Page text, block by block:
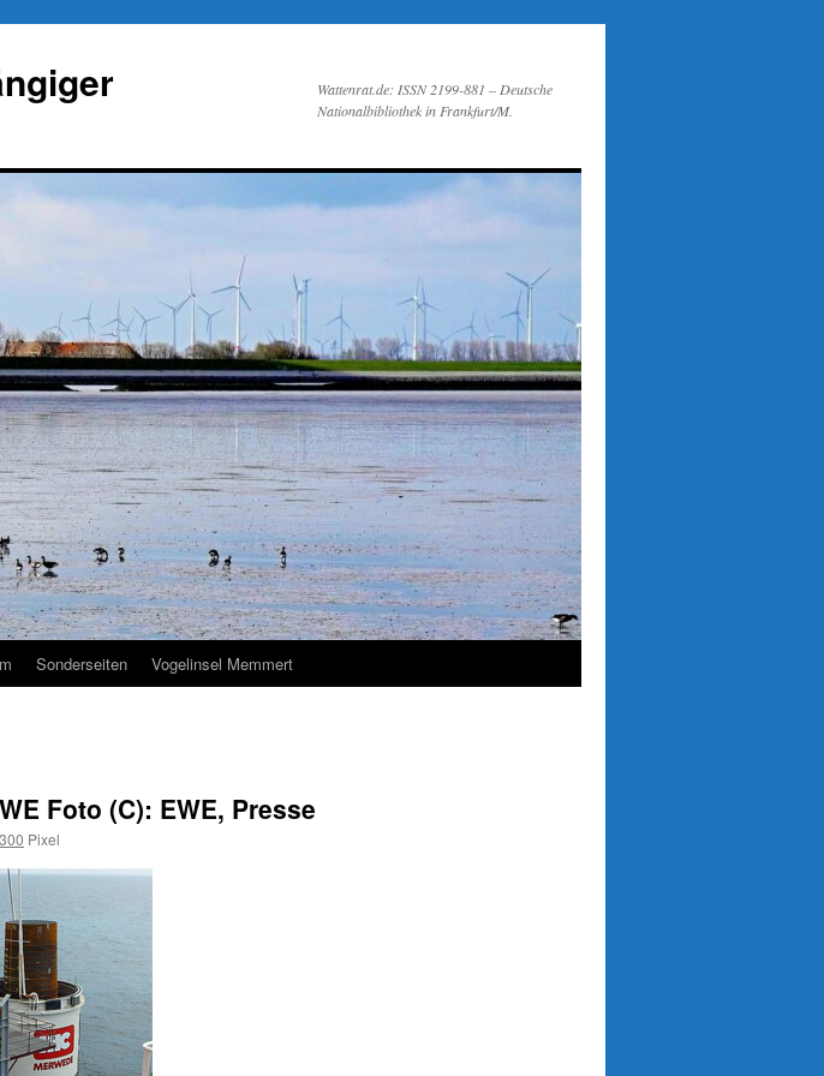
Wattenrat.de: ISSN 2199-881 – Deutsche
Nationalbibliothek in Frankfurt/M.
Sonderseiten Vogelinsel Memmert
Foto (C): EWE, Presse
Pixel